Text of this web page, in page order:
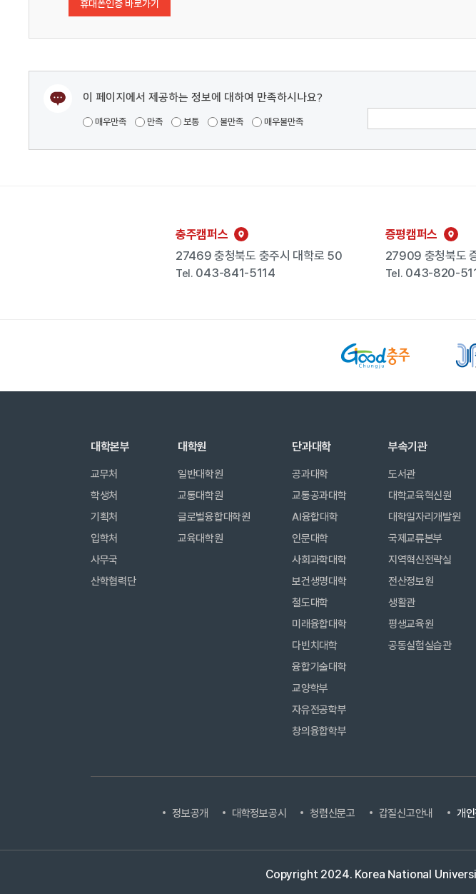
휴대폰인증 바로가기
이 페이지에서 제공하는 정보에 대하여 만족하시나요?
매우만족 만족 보통 불만족 매우불만족
충주캠퍼스
27469 충청북도 충주시 대학로 50
Tel. 043-841-5114
증평캠퍼스
27909 충청북도
Tel. 043-820-
대학본부
교무처
학생처
기획처
입학처
사무국
산학협력단
대학원
일반대학원
교통대학원
글로벌융합대학원
교육대학원
단과대학
공과대학
교통공과대학
AI융합대학
인문대학
사회과학대학
보건생명대학
철도대학
미래융합대학
다빈치대학
융합기술대학
교양학부
자유전공학부
창의융합학부
부속기관
도서관
대학교육혁신원
대학일자리개발원
국제교류본부
지역혁신전략실
전산정보원
생활관
평생교육원
공동실험실습관
정보공개 대학정보공시 청렴신문고 갑질신고안내 개
Copyright 2024. Korea National